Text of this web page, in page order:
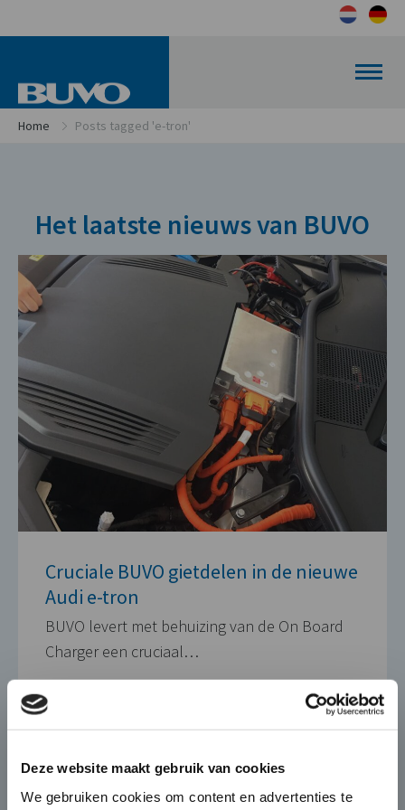
Deze website maakt gebruik van cookies
We gebruiken cookies om content en advertenties te
Home Posts tagged 'e-tron'
Het laatste nieuws van BUVO
Cruciale BUVO gietdelen in de nieuwe
Audi e-tron
BUVO levert met behuizing van de On Board
Charger een cruciaal…
Mobility
×